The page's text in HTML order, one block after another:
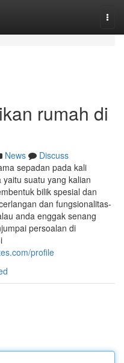
rumah di
News
Discuss
sepadan pada kali
suatu yang kalian
bilik spesial dan
dan fungsionalitas-
anda enggak senang
persoalan di
profile